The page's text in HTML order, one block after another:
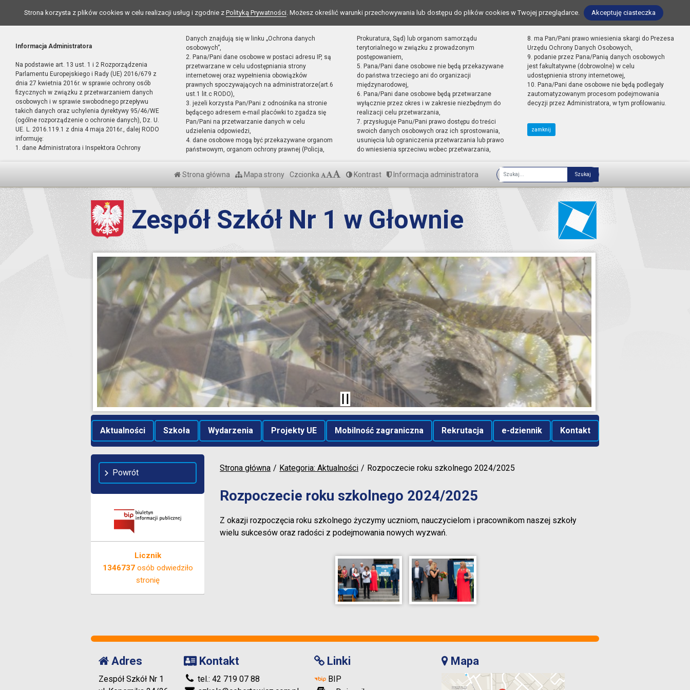
Strona korzysta z plików cookies w celu realizacji usług i zgodnie z Polityką Prywatności. Możesz określić warunki przechowywania lub dostępu do plików cookies w Twojej przeglądarce. Akceptuję ciasteczka
Informacja Administratora
Na podstawie art. 13 ust. 1 i 2 Rozporządzenia
Parlamentu Europejskiego i Rady (UE) 2016/679 z
dnia 27 kwietnia 2016r. w sprawie ochrony osób
fizycznych w związku z przetwarzaniem danych
osobowych i w sprawie swobodnego przepływu
takich danych oraz uchylenia dyrektywy 95/46/WE
(ogólne rozporządzenie o ochronie danych), Dz. U.
UE. L. 2016.119.1 z dnia 4 maja 2016r., dalej RODO
informuję:
1. dane Administratora i Inspektora Ochrony
Danych znajdują się w linku „Ochrona danych
osobowych”,
2. Pana/Pani dane osobowe w postaci adresu IP, są
przetwarzane w celu udostępniania strony
internetowej oraz wypełnienia obowiązków
prawnych spoczywających na administratorze(art.6
ust.1 lit.c RODO),
3. jeżeli korzysta Pan/Pani z odnośnika na stronie
będącego adresem e-mail placówki to zgadza się
Pan/Pani na przetwarzanie danych w celu
udzielenia odpowiedzi,
4. dane osobowe mogą być przekazywane organom
państwowym, organom ochrony prawnej (Policja,
Prokuratura, Sąd) lub organom samorządu
terytorialnego w związku z prowadzonym
postępowaniem,
5. Pana/Pani dane osobowe nie będą przekazywane
do państwa trzeciego ani do organizacji
międzynarodowej,
6. Pana/Pani dane osobowe będą przetwarzane
wyłącznie przez okres i w zakresie niezbędnym do
realizacji celu przetwarzania,
7. przysługuje Panu/Pani prawo dostępu do treści
swoich danych osobowych oraz ich sprostowania,
usunięcia lub ograniczenia przetwarzania lub prawo
do wniesienia sprzeciwu wobec przetwarzania,
8. ma Pan/Pani prawo wniesienia skargi do Prezesa
Urzędu Ochrony Danych Osobowych,
9. podanie przez Pana/Panią danych osobowych
jest fakultatywne (dobrowolne) w celu
udostępnienia strony internetowej,
10. Pana/Pani dane osobowe nie będą podlegały
zautomatyzowanym procesom podejmowania
decyzji przez Administratora, w tym profilowaniu.
zamknij
Strona główna Mapa strony Czcionka Kontrast Informacja administratora
Fraza
Zespół Szkół Nr 1 w Głownie
Aktualności Szkoła Wydarzenia Projekty UE Mobilność zagraniczna Rekrutacja e-dziennik Kontakt
Strona główna Kategoria: Aktualności Rozpoczecie roku szkolnego 2024/2025
Rozpoczecie roku szkolnego 2024/2025
Z okazji rozpoczęcia roku szkolnego życzymy uczniom, nauczycielom i pracownikom naszej szkoły
wielu sukcesów oraz radości z podejmowania nowych wyzwań.
Powrót
Licznik
1346737osób odwiedziło
stronię
Adres
Zespół Szkół Nr 1
Kontakt
tel.: 42 719 07 88
Linki
BIP
Mapa